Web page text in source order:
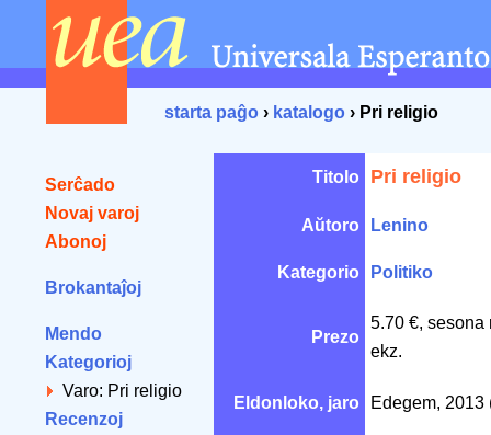
starta paĝo › katalogo › Pri religio
Serĉado
Novaj varoj
Abonoj
Brokantaĵoj
Mendo
Kategorioj
Varo: Pri religio
Recenzoj
Titolo Pri religio
Aŭtoro Lenino
Kategorio Politiko
Prezo
5.70 €, sesona
ekz.
Eldonloko, jaro Edegem,